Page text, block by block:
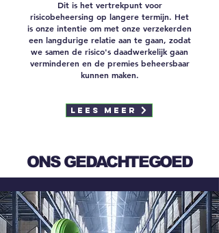
Dit is het vertrekpunt voor
risicobeheersing op langere termijn. Het
is onze intentie om met onze verzekerden
een langdurige relatie aan te gaan, zodat
we samen de risico's daadwerkelijk gaan
verminderen en de premies beheersbaar
kunnen maken.
Lees meer
ONS GEDACHTEGOED